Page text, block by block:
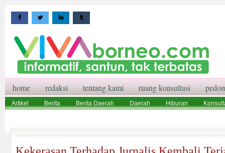
home redaksi tentang kami ruang konsultasi
Artikel Berita Berita Daerah Daerah Hiburan